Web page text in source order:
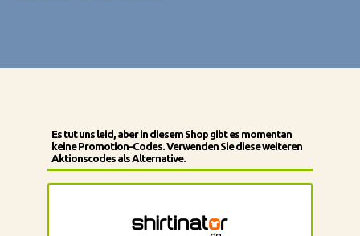
Es tut uns leid, aber in diesem Shop gibt es momentan
keine Promotion-Codes. Verwenden Sie diese weiteren
Aktionscodes als Alternative.